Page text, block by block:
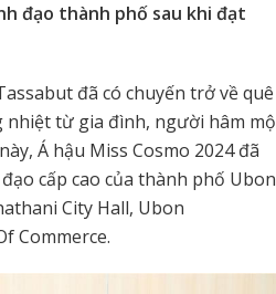
đạo thành phố sau khi đạt
đã có chuyến trở về quê
từ gia đình, người hâm mộ
Á hậu Miss Cosmo 2024 đã
cấp cao của thành phố Ubon
City Hall, Ubon
Commerce.